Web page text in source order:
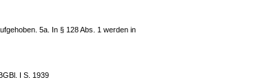
5a. In § 128 Abs. 1 werden in
I S. 1939